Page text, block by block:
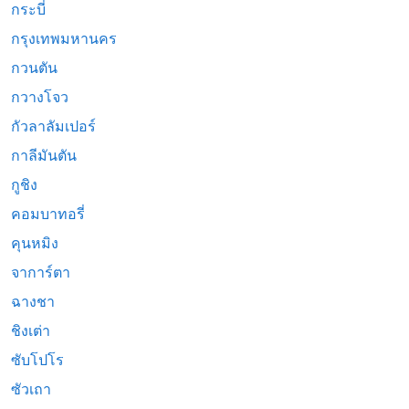
กระบี่
กรุงเทพมหานคร
กวนตัน
กวางโจว
กัวลาลัมเปอร์
กาลีมันตัน
กูชิง
คอมบาทอรี่
คุนหมิง
จาการ์ตา
ฉางชา
ชิงเต่า
ซับโปโร
ซัวเถา